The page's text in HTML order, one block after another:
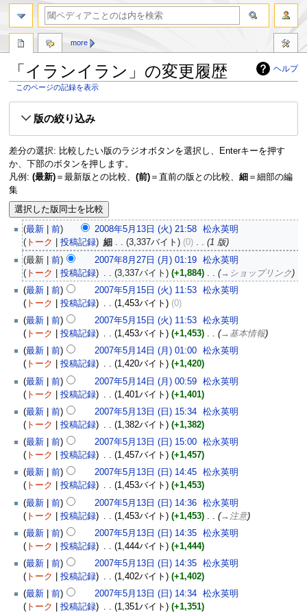
ヘルプ
「イランイラン」の変更履歴
このページの記録を表示
ゲ
ー
シ
ョ
ン
移
に
移
動
版の絞り込み
差分の選択: 比較したい版のラジオボタンを選択し、Enterキーを押す
か、下部のボタンを押します。
凡例: (最新)＝最新版との比較、 (前)＝直前の版との比較、 細 ＝細部の編
集
最新 前 2008年5月13日 (火) 21:58
松永英明
トーク
投稿記録 細 3,337バイト 0 ‎
1 版
最新
前 2007年8月27日 (月) 01:19
松永英明
トーク
投稿記録 3,337バイト +1,884 ‎
→‎ショップリンク
最新
前 2007年5月15日 (火) 11:53
松永英明
トーク
投稿記録 1,453バイト
0
最新
前 2007年5月15日 (火) 11:53
松永英明
トーク
投稿記録 1,453バイト +1,453 ‎
→‎基本情報
最新
前 2007年5月14日 (月) 01:00
松永英明
トーク
投稿記録 1,420バイト
+1,420
最新
前 2007年5月14日 (月) 00:59
松永英明
トーク
投稿記録 1,401バイト
+1,401
最新
前 2007年5月13日 (日) 15:34
松永英明
トーク
投稿記録 1,382バイト
+1,382
最新
前 2007年5月13日 (日) 15:00
松永英明
トーク
投稿記録 1,457バイト
+1,457
最新
前 2007年5月13日 (日) 14:45
松永英明
トーク
投稿記録 1,453バイト
+1,453
最新
前 2007年5月13日 (日) 14:36
松永英明
トーク
投稿記録 1,453バイト +1,453 ‎
→‎注意
最新
前 2007年5月13日 (日) 14:35
松永英明
トーク
投稿記録 1,444バイト
+1,444
最新
前 2007年5月13日 (日) 14:35
松永英明
トーク
投稿記録 1,402バイト
+1,402
最新
前 2007年5月13日 (日) 14:34
松永英明
トーク
投稿記録 1,351バイト +1,351
more